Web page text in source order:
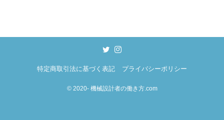
特定商取引法に基づく表記 プライバシーポリシー
©2020- 機械設計者の働き方.com